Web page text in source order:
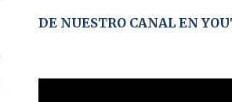
DE NUESTRO CANAL EN